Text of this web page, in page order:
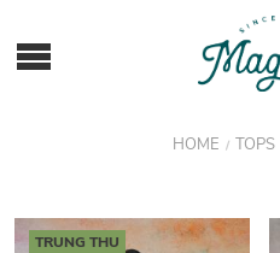
HOME / TOPS
TRUNG THU